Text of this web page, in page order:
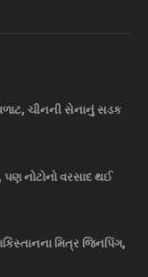
ચીનની સેનાનું સડક
નોટોનો વરસાદ થઈ
મિત્ર જિનપિંગ,